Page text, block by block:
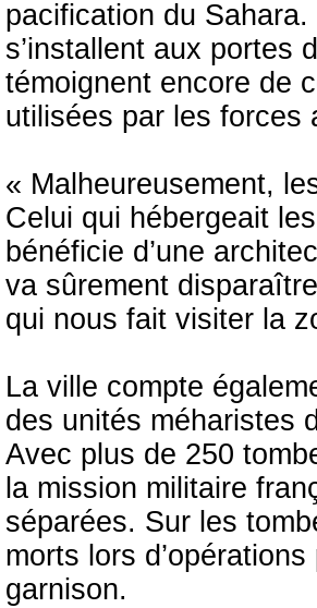
pacification du
s’installent aux portes
témoignent encore de
utilisées par les forces
« Malheureusement,
Celui qui hébergeait
bénéficie d’une
va sûrement
qui nous fait visiter la
La ville compte
des unités méharistes
Avec plus de 250
la mission militaire
séparées. Sur les
morts lors
garnison.